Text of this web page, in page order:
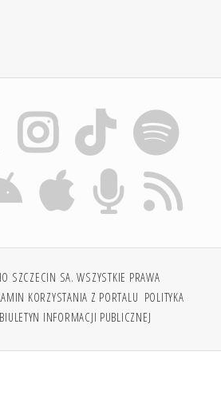
SZCZECIN SA. WSZYSTKIE PRAWA
KORZYSTANIA Z PORTALU POLITYKA
BIULETYN INFORMACJI PUBLICZNEJ